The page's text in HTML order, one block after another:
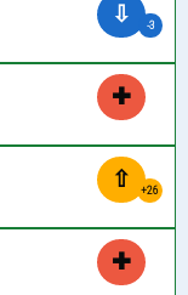
⇩ -3
✚
⇧ +26
✚